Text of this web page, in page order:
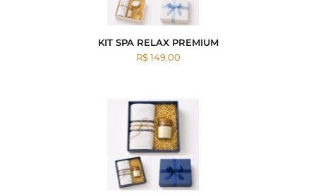
KIT SPA RELAX PREMIUM
R$ 149.00